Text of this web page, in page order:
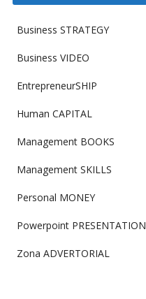
Business STRATEGY
Business VIDEO
EntrepreneurSHIP
Human CAPITAL
Management BOOKS
Management SKILLS
Personal MONEY
Powerpoint PRESENTATION
Zona ADVERTORIAL